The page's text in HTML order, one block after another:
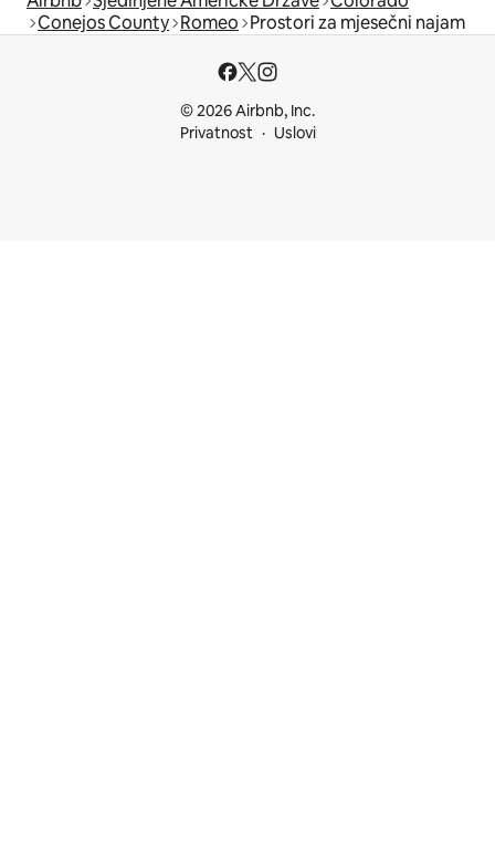
Conejos County Romeo Prostori za mjesečni najam
© 2026 Airbnb, Inc.
Privatnost
Uslovi